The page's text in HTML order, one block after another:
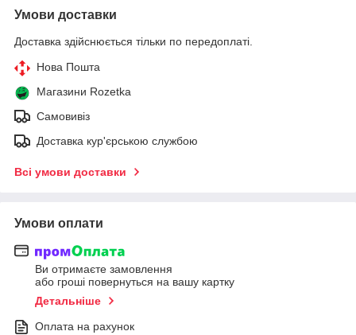
Умови доставки
Доставка здійснюється тільки по передоплаті.
Нова Пошта
Магазини Rozetka
Самовивіз
Доставка кур'єрською службою
Всі умови доставки
Умови оплати
Ви отримаєте замовлення
або гроші повернуться на вашу картку
Детальніше
Оплата на рахунок